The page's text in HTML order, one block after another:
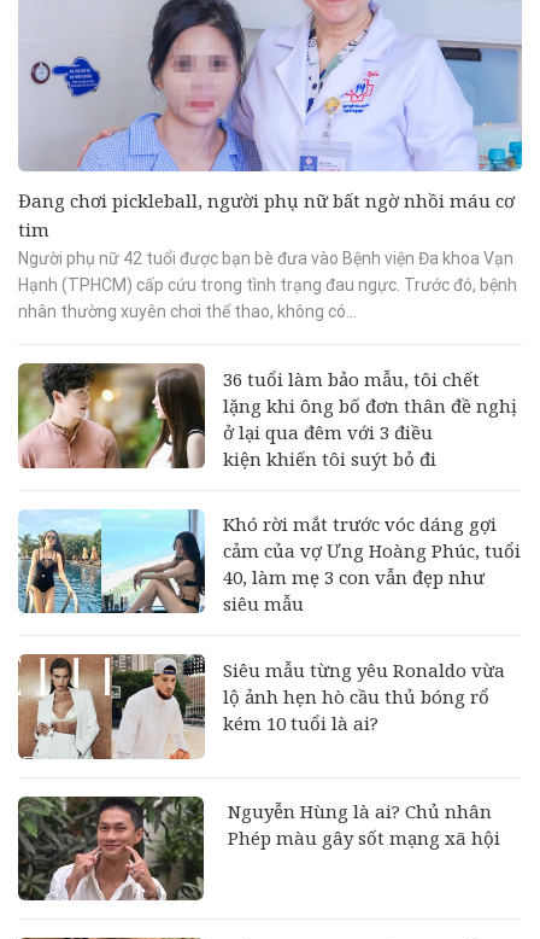
Đang chơi pickleball, người phụ nữ bất ngờ nhồi máu cơ
tim
Người phụ nữ 42 tuổi được bạn bè đưa vào Bệnh viện Đa khoa Vạn
Hạnh (TPHCM) cấp cứu trong tình trạng đau ngực. Trước đó, bệnh
nhân thường xuyên chơi thể thao, không có...
36 tuổi làm bảo mẫu, tôi chết
lặng khi ông bố đơn thân đề nghị
ở lại qua đêm với 3 điều
kiện khiến tôi suýt bỏ đi
Khó rời mắt trước vóc dáng gợi
cảm của vợ Ưng Hoàng Phúc, tuổi
40, làm mẹ 3 con vẫn đẹp như
siêu mẫu
Siêu mẫu từng yêu Ronaldo vừa
lộ ảnh hẹn hò cầu thủ bóng rổ
kém 10 tuổi là ai?
Nguyễn Hùng là ai? Chủ nhân
Phép màu gây sốt mạng xã hội